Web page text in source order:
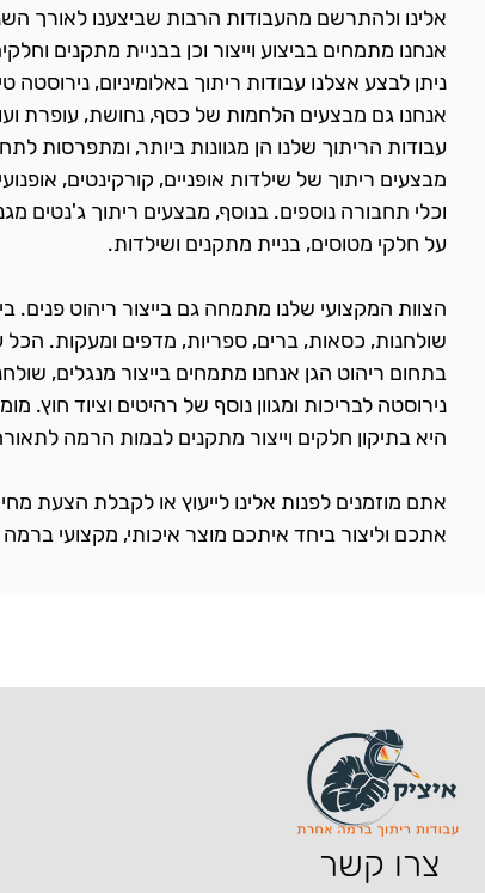
אלינו ולהתרשם מהעבודות הרבות שביצענו לאורך
אנחנו מתמחים בביצוע וייצור וכן בבניית מתקנים
ניתן לבצע אצלנו עבודות ריתוך באלומיניום, נירוסטה
אנחנו גם מבצעים הלחמות של כסף, נחושת, עופרת
עבודות הריתוך שלנו הן מגוונות ביותר, ומתפרסות
מבצעים ריתוך של שילדות אופניים, קורקינטים,
וכלי תחבורה נוספים. בנוסף, מבצעים ריתוך ג'נטים
על חלקי מטוסים, בניית מתקנים ושילדות.
הצוות המקצועי שלנו מתמחה גם בייצור ריהוט פנים.
שולחנות, כסאות, ברים, ספריות, מדפים ומעקות. הכל
בתחום ריהוט הגן אנחנו מתמחים בייצור מנגלים,
נירוסטה לבריכות ומגוון נוסף של רהיטים וציוד חוץ.
היא בתיקון חלקים וייצור מתקנים לבמות הרמה
אתם מוזמנים לפנות אלינו לייעוץ או לקבלת הצעת
אתכם וליצור ביחד איתכם מוצר איכותי, מקצועי
צרו קשר